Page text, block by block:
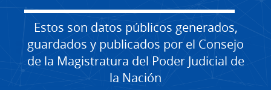
Estos son datos públicos generados,
guardados y publicados por el Consejo
de la Magistratura del Poder Judicial de
la Nación